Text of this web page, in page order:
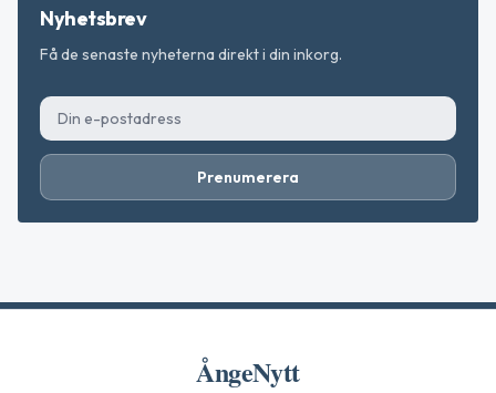
Nyhetsbrev
Få de senaste nyheterna direkt i din inkorg.
Prenumerera
ÅngeNytt